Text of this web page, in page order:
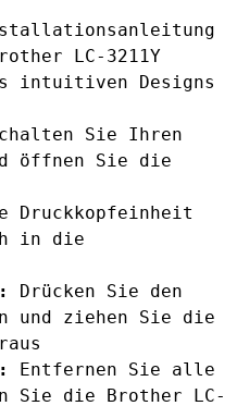
LC-3211Y
intuitiven Designs
Sie Ihren
öffnen Sie die
Druckkopfeinheit
in die
Drücken Sie den
und ziehen Sie die
Entfernen Sie alle
Sie die Brother LC-